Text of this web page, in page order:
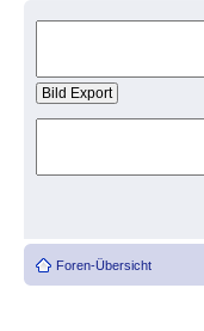
Foren-Übersicht